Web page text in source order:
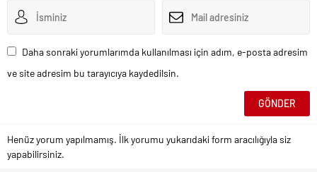
Daha sonraki yorumlarımda kullanılması için adım, e-posta adresim
ve site adresim bu tarayıcıya kaydedilsin.
Henüz yorum yapılmamış. İlk yorumu yukarıdaki form aracılığıyla siz
yapabilirsiniz.